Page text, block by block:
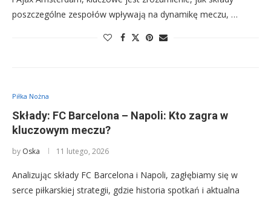
poszczególne zespołów wpływają na dynamikę meczu, …
Piłka Nożna
Składy: FC Barcelona – Napoli: Kto zagra w
kluczowym meczu?
by Oska 11 lutego, 2026
Analizując składy FC Barcelona i Napoli, zagłębiamy się w
serce piłkarskiej strategii, gdzie historia spotkań i aktualna